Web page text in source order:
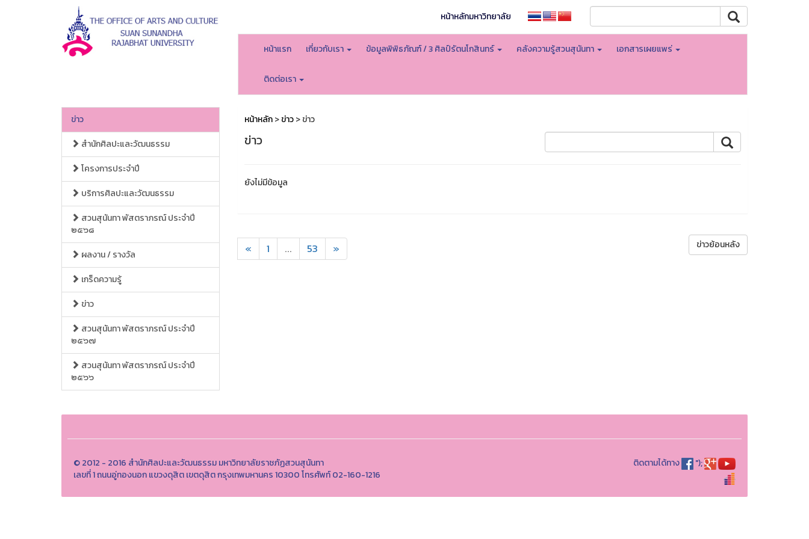
หน้าหลักมหาวิทยาลัย
หน้าแรก เกี่ยวกับเรา ข้อมูลพิพิธภัณฑ์ / 3 ศิลป์รัตนโกสินทร์ คลังความรู้สวนสุนันทา เอกสารเผยแพร่
ติดต่อเรา
ข่าว
สำนักศิลปะและวัฒนธรรม
โครงการประจำปี
บริการศิลปะและวัฒนธรรม
สวนสุนันทา พัสตราภรณ์ ประจำปี
๒๕๖๘
ผลงาน / รางวัล
เกร็ดความรู้
ข่าว
สวนสุนันทา พัสตราภรณ์ ประจำปี
๒๕๖๗
สวนสุนันทา พัสตราภรณ์ ประจำปี
๒๕๖๖
หน้าหลัก>ข่าว> ข่าว
ข่าว
ยังไม่มีข้อมูล
« 1 ... 53 » ข่าวย้อนหลัง
© 2012 - 2016 สำนักศิลปะและวัฒนธรรม มหาวิทยาลัยราชภัฏสวนสุนันทา
เลขที่ 1 ถนนอู่ทองนอก แขวงดุสิต เขตดุสิต กรุงเทพมหานคร 10300 โทรศัพท์ 02-160-1216
ติดตามได้ทาง ");